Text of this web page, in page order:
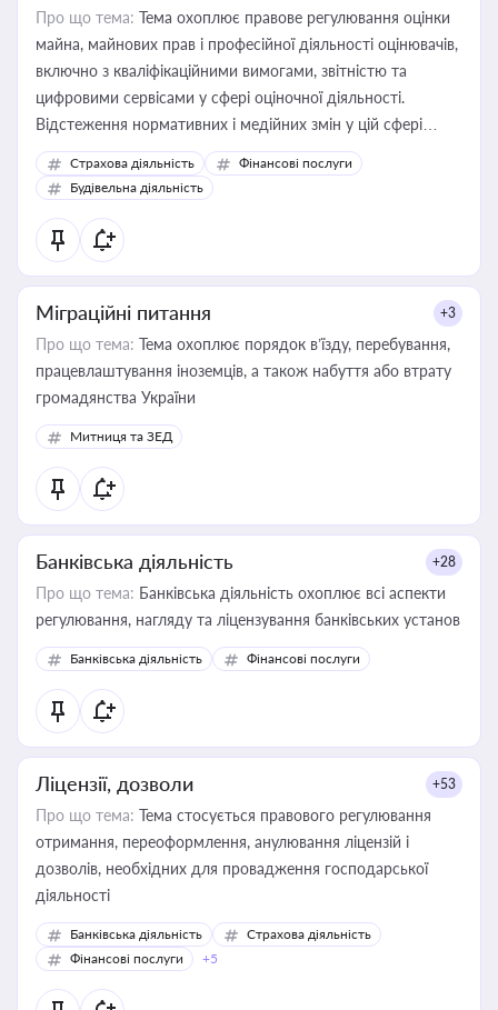
Про що тема: Тема охоплює правове регулювання оцінки
майна, майнових прав і професійної діяльності оцінювачів,
включно з кваліфікаційними вимогами, звітністю та
цифровими сервісами у сфері оціночної діяльності.
Відстеження нормативних і медійних змін у цій сфері
корисне для власника бізнесу, керівника, юриста або
бухгалтера під час оподаткування, приватизації, оренди
державного майна, корпоративних угод і перевірки
статусу суб'єктів оціночної діяльності
Страхова діяльність
Фінансові послуги
Будівельна діяльність
Міграційні питання +3
Про що тема: Тема охоплює порядок в’їзду, перебування,
працевлаштування іноземців, а також набуття або втрату
громадянства України
Митниця та ЗЕД
Банківська діяльність +28
Про що тема: Банківська діяльність охоплює всі аспекти
регулювання, нагляду та ліцензування банківських установ
Банківська діяльність Фінансові послуги
Ліцензії, дозволи +53
Про що тема: Тема стосується правового регулювання
отримання, переоформлення, анулювання ліцензій і
дозволів, необхідних для провадження господарської
діяльності
Банківська діяльність
Страхова діяльність
Фінансові послуги
+5